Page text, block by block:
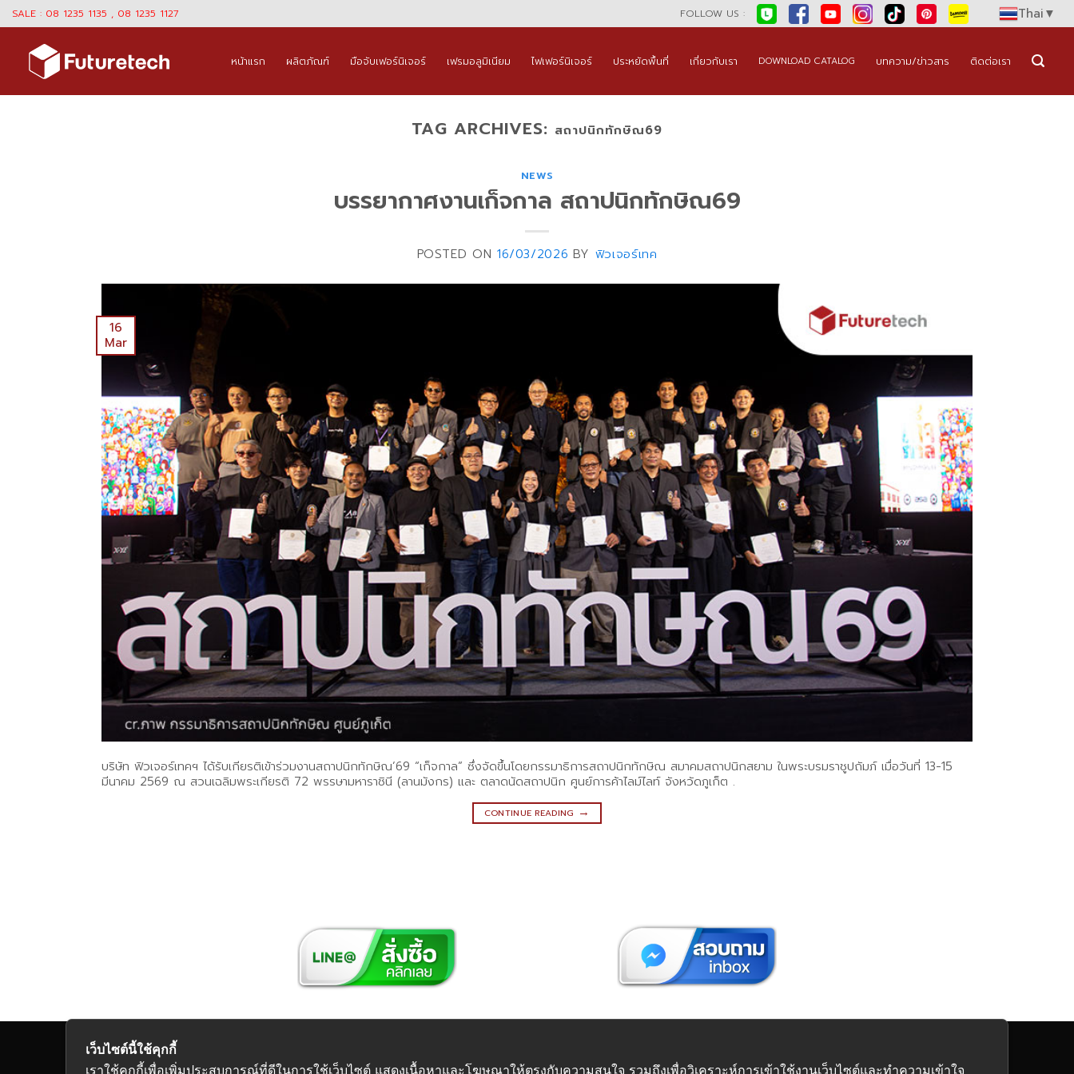
Skip
to
content
SALE : 08 1235 1135 , 08 1235 1127 FOLLOW US : Thai▼
หน้าแรก ผลิตภัณฑ์ มือจับเฟอร์นิเจอร์ เฟรมอลูมิเนียม ไฟเฟอร์นิเจอร์ ประหยัดพื้นที่ เกี่ยวกับเรา DOWNLOAD CATALOG บทความ/ข่าวสาร ติดต่อเรา
TAG ARCHIVES: สถาปนิกทักษิณ69
NEWS
บรรยากาศงานเก็จกาล สถาปนิกทักษิณ69
POSTED ON 16/03/2026 BY ฟิวเจอร์เทค
16
Mar
บริษัท ฟิวเจอร์เทคฯ ได้รับเกียรติเข้าร่วมงานสถาปนิกทักษิณ’69 “เก็จกาล” ซึ่งจัดขึ้นโดยกรรมาธิการสถาปนิกทักษิณ สมาคมสถาปนิกสยาม ในพระบรมราชูปถัมภ์ เมื่อวันที่ 13-15
มีนาคม 2569 ณ สวนเฉลิมพระเกียรติ 72 พรรษามหาราชินี (ลานมังกร) และ ตลาดนัดสถาปนิก ศูนย์การค้าไลม์ไลท์ จังหวัดภูเก็ต .
CONTINUE READING →
เว็บไซต์นี้ใช้คุกกี้
เราใช้คุกกี้เพื่อเพิ่มประสบการณ์ที่ดีในการใช้เว็บไซต์ แสดงเนื้อหาและโฆษณาให้ตรงกับความสนใจ รวมถึงเพื่อวิเคราะห์การเข้าใช้งานเว็บไซต์และทำความเข้าใจ